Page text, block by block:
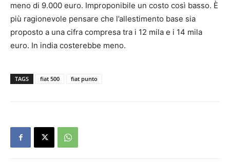
meno di 9.000 euro. Improponibile un costo così basso. È
più ragionevole pensare che l’allestimento base sia
proposto a una cifra compresa tra i 12 mila e i 14 mila
euro. In india costerebbe meno.
TAGS fiat 500 fiat punto